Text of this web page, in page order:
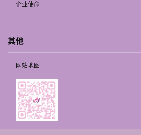
企业使命
其他
网站地图